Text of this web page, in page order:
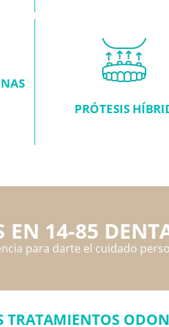
PRÓTESIS
EN 14-85
para darte el cuidado
TRATAMIENTOS